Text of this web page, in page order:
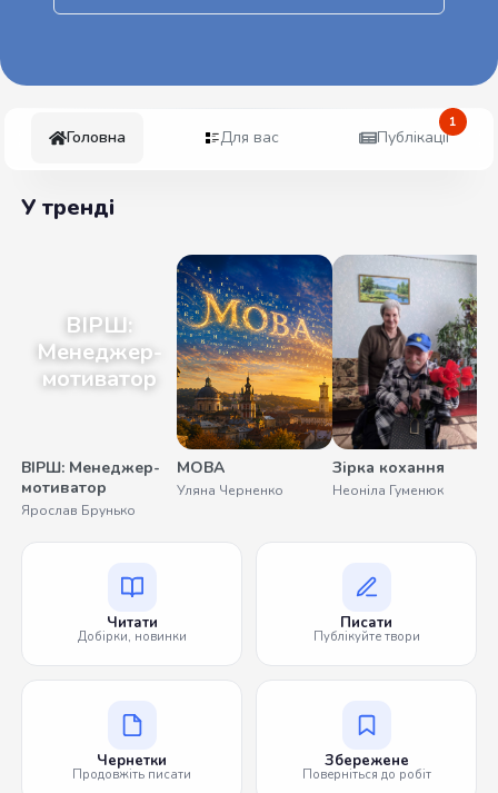
Головна Для вас Публікації
1
У тренді
ВІРШ:
Менеджер-
мотиватор
ВІРШ: Менеджер-
мотиватор
Ярослав Брунько
МОВА
Уляна Черненко
Зірка кохання
Неоніла Гуменюк
Читати
Добірки, новинки
Писати
Публікуйте твори
Чернетки
Продовжіть писати
Збережене
Поверніться до робіт